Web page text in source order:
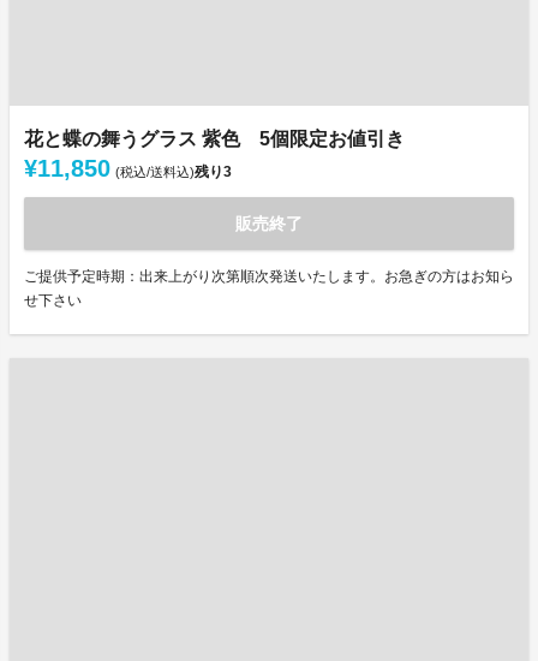
花と蝶の舞うグラス 紫色 5個限定お値引き
¥11,850 (税込/送料込)残り3
販売終了
ご提供予定時期：出来上がり次第順次発送いたします。お急ぎの方はお知ら
せ下さい